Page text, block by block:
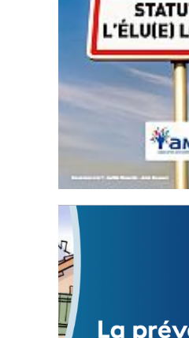
Statut de l’élu local
3 avril 2024
Mise à jour avril 2024
FEUILLETER